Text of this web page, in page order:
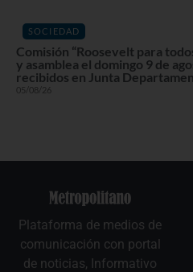
SOCIEDAD
Comisión “Roosevelt para
y asamblea el domingo 9 de
recibidos en Junta
05/08/26
Plataforma de medios de
comunicación con portal
de noticias, Informativo